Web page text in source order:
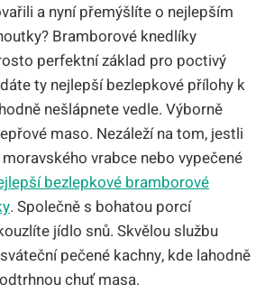
a nyní přemýšlíte o nejlepším
Bramborové knedlíky
perfektní základ pro poctivý
ty nejlepší bezlepkové přílohy k
nešlápnete vedle. Výborně
maso. Nezáleží na tom, jestli
vrabce nebo vypečené
bezlepkové bramborové
. Společně s bohatou porcí
jídlo snů. Skvělou službu
pečené kachny, kde lahodně
chuť masa.